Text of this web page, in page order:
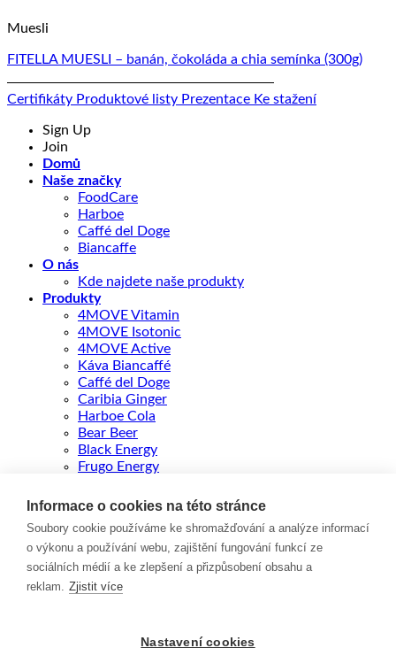
Muesli
FITELLA MUESLI – banán, čokoláda a chia semínka (300g)
Certifikáty Produktové listy Prezentace Ke stažení
Sign Up
Join
Domů
Naše značky
FoodCare
Harboe
Caffé del Doge
Biancaffe
O nás
Kde najdete naše produkty
Produkty
4MOVE Vitamin
4MOVE Isotonic
4MOVE Active
Káva Biancaffé
Caffé del Doge
Caribia Ginger
Harboe Cola
Bear Beer
Black Energy
Frugo Energy
Fitella
Kontakt
ENGLISH
Uživatelské jméno nebo e-mailová adresa
Informace o cookies na této stránce
Soubory cookie používáme ke shromažďování a analýze informací
o výkonu a používání webu, zajištění fungování funkcí ze
sociálních médií a ke zlepšení a přizpůsobení obsahu a
reklam. Zjistit více
Nastavení cookies